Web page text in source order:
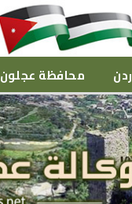
محافظة عجلون